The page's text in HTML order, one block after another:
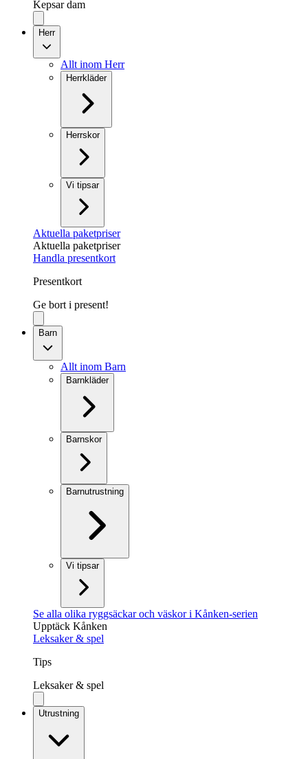
Kepsar dam
Herr
Allt inom Herr
Herrkläder
Herrskor
Vi tipsar
Aktuella paketpriser
Aktuella paketpriser
Handla presentkort
Presentkort
Ge bort i present!
Barn
Allt inom Barn
Barnkläder
Barnskor
Barnutrustning
Vi tipsar
Se alla olika ryggsäckar och väskor i Kånken-serien
Upptäck Kånken
Leksaker & spel
Tips
Leksaker & spel
Utrustning